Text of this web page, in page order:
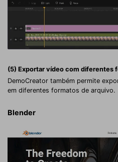
(5) Exportar vídeo com diferentes
DemoCreator também permite
em diferentes formatos de arquivo.
Blender